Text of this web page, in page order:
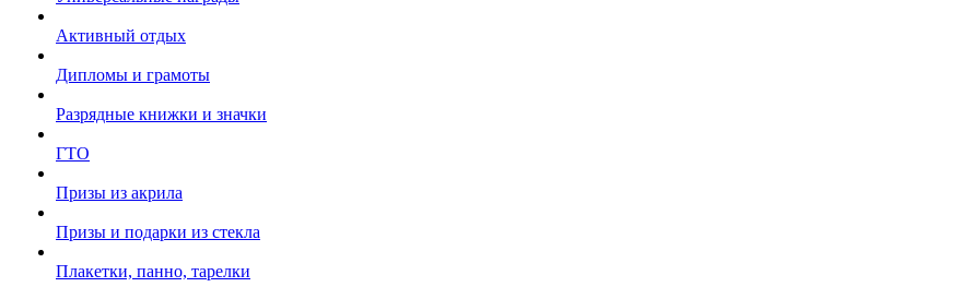
Активный отдых
Дипломы и грамоты
Разрядные книжки и значки
ГТО
Призы из акрила
Призы и подарки из стекла
Плакетки, панно, тарелки